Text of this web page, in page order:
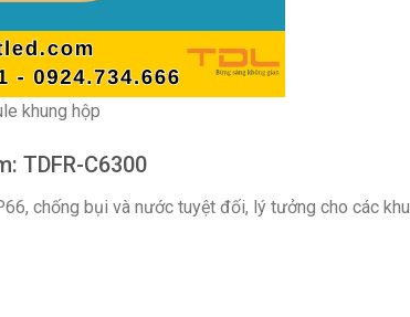
khung hộp
TDFR-C6300
chống bụi và nước tuyệt đối, lý tưởng cho các khu